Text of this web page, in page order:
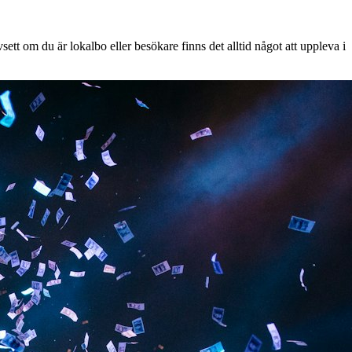
om du är lokalbo eller besökare finns det alltid något att uppleva i